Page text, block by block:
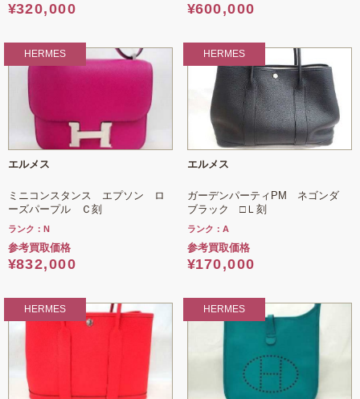
¥320,000 ¥600,000
HERMES
エルメス
ミニコンスタンス エプソン ロ
ーズパープル Ｃ刻
ランク：N
参考買取価格
¥832,000
HERMES
エルメス
ガーデンパーティPM ネゴンダ
ブラック □Ｌ刻
ランク：A
参考買取価格
¥170,000
HERMES HERMES